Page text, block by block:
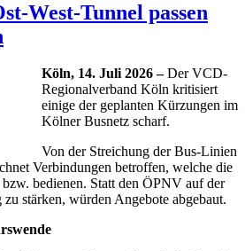
West-Tunnel passen
Köln, 14. Juli 2026 –Der VCD-
Regionalverband Köln kritisiert
einige der geplanten Kürzungen im
Kölner Busnetz scharf.
Von der Streichung der Bus-Linien
Verbindungen betroffen, welche die
bedienen. Statt den ÖPNV auf der
stärken, würden Angebote abgebaut.